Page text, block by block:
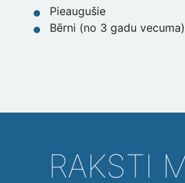
Pieaugušie
Bērni (no 3 gadu vecuma)
RAKSTI